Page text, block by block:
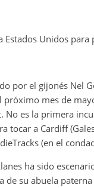
Unidos para
por el gijonés Nel
próximo mes de
No es la primera
tocar a Cardiff
(en el
ha sido
su abuela